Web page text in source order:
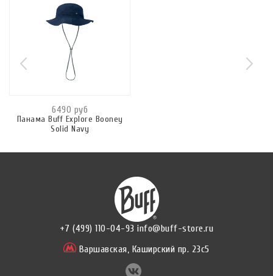
6490 руб
Панама Buff Explore Booney
Solid Navy
+7 (499) 110-04-93 info@buff-store.ru
Варшавская, Каширский пр. 23с5